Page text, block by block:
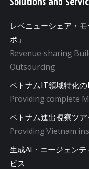
レベニューシェア・
ボ」
Revenue-sharing
Outsourcing
ベトナムIT領域特化
Providing complete
ベトナム進出視察ツア
Providing Vietnam
生成AI・エージェン
ビス